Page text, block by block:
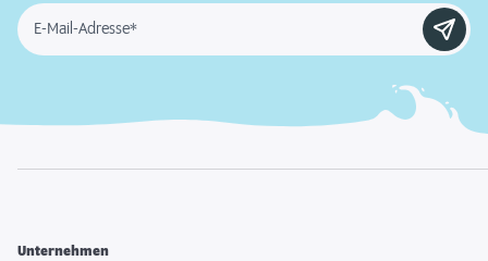
E-Mail-Adresse*
Unternehmen